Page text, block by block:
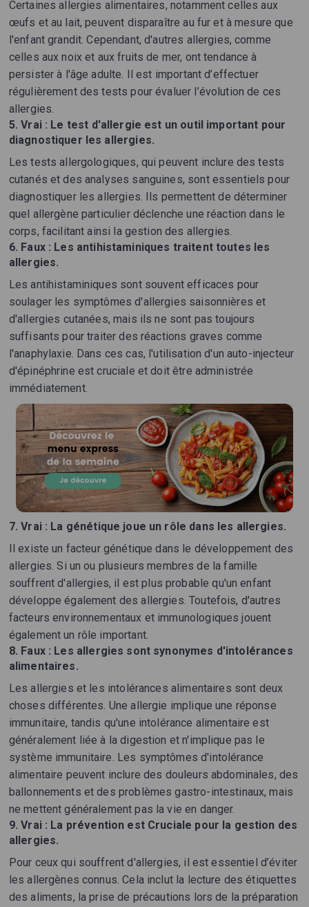
Certaines allergies alimentaires, notamment celles aux
œufs et au lait, peuvent disparaître au fur et à mesure que
l'enfant grandit. Cependant, d'autres allergies, comme
celles aux noix et aux fruits de mer, ont tendance à
persister à l'âge adulte. Il est important d’effectuer
régulièrement des tests pour évaluer l’évolution de ces
allergies.
5.Vrai : Le test d'allergie est un outil important pour
diagnostiquer les allergies.
Les tests allergologiques, qui peuvent inclure des tests
cutanés et des analyses sanguines, sont essentiels pour
diagnostiquer les allergies. Ils permettent de déterminer
quel allergène particulier déclenche une réaction dans le
corps, facilitant ainsi la gestion des allergies.
6. Faux : Les antihistaminiques traitent toutes les
allergies.
Les antihistaminiques sont souvent efficaces pour
soulager les symptômes d'allergies saisonnières et
d'allergies cutanées, mais ils ne sont pas toujours
suffisants pour traiter des réactions graves comme
l'anaphylaxie. Dans ces cas, l'utilisation d'un auto-injecteur
d'épinéphrine est cruciale et doit être administrée
immédiatement.
7.Vrai : La génétique joue un rôle dans les allergies.
Il existe un facteur génétique dans le développement des
allergies. Si un ou plusieurs membres de la famille
souffrent d'allergies, il est plus probable qu'un enfant
développe également des allergies. Toutefois, d'autres
facteurs environnementaux et immunologiques jouent
également un rôle important.
8. Faux : Les allergies sont synonymes d'intolérances
alimentaires.
Les allergies et les intolérances alimentaires sont deux
choses différentes. Une allergie implique une réponse
immunitaire, tandis qu'une intolérance alimentaire est
généralement liée à la digestion et n'implique pas le
système immunitaire. Les symptômes d'intolérance
alimentaire peuvent inclure des douleurs abdominales, des
ballonnements et des problèmes gastro-intestinaux, mais
ne mettent généralement pas la vie en danger.
9.Vrai : La prévention est Cruciale pour la gestion des
allergies.
Pour ceux qui souffrent d'allergies, il est essentiel d’éviter
les allergènes connus. Cela inclut la lecture des étiquettes
des aliments, la prise de précautions lors de la préparation